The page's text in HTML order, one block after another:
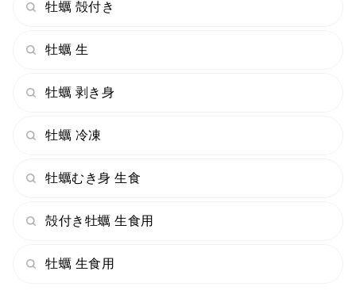
冷剤などの資材価格高騰に伴い、商品販売価格を改定さ
お客様にはご負担をおかけし誠に心苦しい限りではござ
す。
◆商品詳細を最後までお読み頂きまして誠にありがとう
購入にあたり分からないことや不安、疑問等ございまし
い。
牡蠣 殻付き
牡蠣 生
牡蠣 剥き身
牡蠣 冷凍
牡蠣むき身 生食
殻付き牡蠣 生食用
牡蠣 生食用